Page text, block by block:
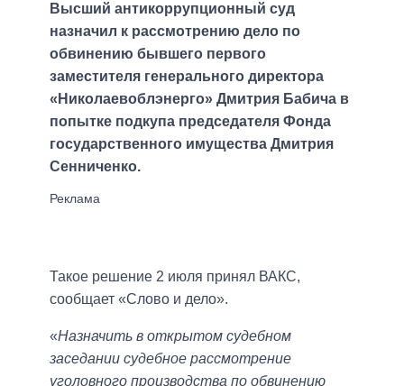
Высший антикоррупционный суд
назначил к рассмотрению дело по
обвинению бывшего первого
заместителя генерального директора
«Николаевоблэнерго» Дмитрия Бабича в
попытке подкупа председателя Фонда
государственного имущества Дмитрия
Сенниченко.
Такое решение 2 июля принял ВАКС,
сообщает «Слово и дело».
«Назначить в открытом судебном
заседании судебное рассмотрение
уголовного производства по обвинению